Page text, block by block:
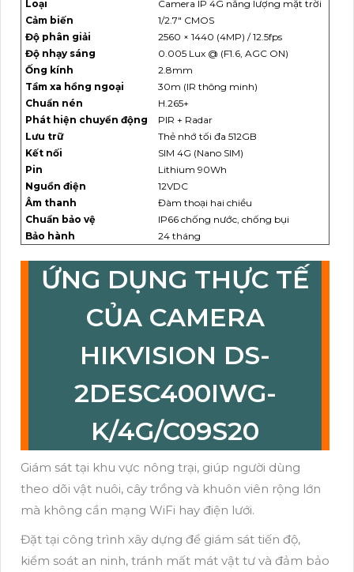
Loại
Camera IP 4G năng lượng mặt trời
Cảm biến
1/2.7" CMOS
Độ phân giải
2560 × 1440 (4MP) / 12.5fps
Độ nhạy sáng
0.005 Lux @ (F1.6, AGC ON)
Ống kính
2.8mm
Tầm xa hồng ngoại
30m (IR thông minh)
Chuẩn nén
H.265+
Phát hiện chuyển động
PIR + Radar
Lưu trữ
Thẻ nhớ tối đa 512GB
Kết nối
SIM 4G (Nano SIM)
Pin
Lithium 90Wh
Nguồn điện
12VDC
Âm thanh
Đàm thoại hai chiều
Chuẩn bảo vệ
IP66 chống nước, chống bụi
Bảo hành
24 tháng
ỨNG DỤNG THỰC TẾ
CỦA CAMERA
HIKVISION DS-
2DESC400IWG-
K/4G/C09S20
Giám sát tại khu vực nông trại, giúp người dùng
theo dõi vật nuôi, cây trồng và khuôn viên rộng lớn
mà không cần mạng WiFi hay điện lưới.
Đặt tại công trình xây dựng để giám sát tiến độ,
kiểm soát an ninh, tránh mất mát vật tư và đảm bảo